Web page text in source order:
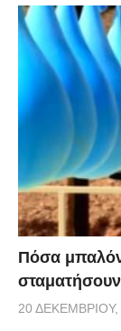
Πόσα
20 ΔΕΚΕΜΒΡΊΟΥ,